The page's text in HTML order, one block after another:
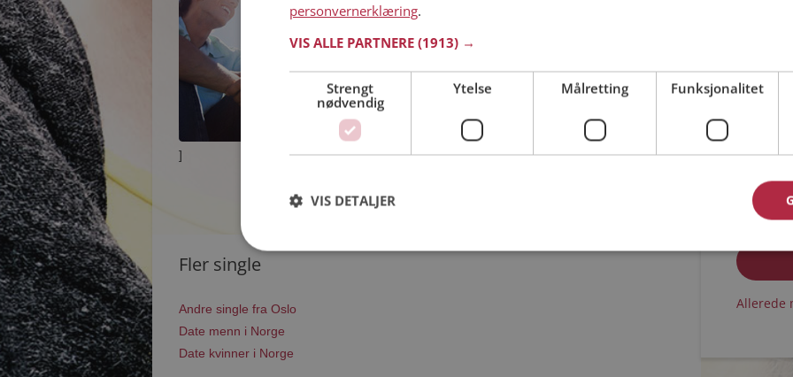
]
Fler single
Andre single fra Oslo
Date menn i Norge
Date kvinner i Norge
Jeg
Jeg
Allerede
personvernerklæring.
VIS ALLE PARTNERE (1913) →
Strengt
nødvendig
Ytelse Målretting Funksjonalitet
VIS DETALJER